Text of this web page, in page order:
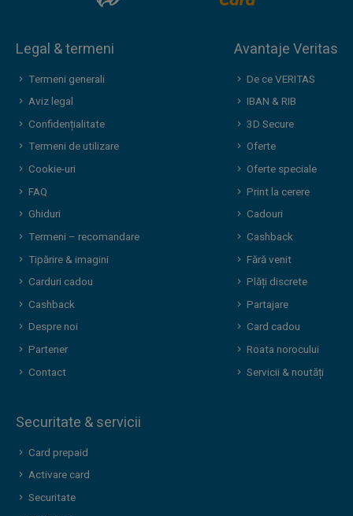
Legal & termeni
Termeni generali
Aviz legal
Confidențialitate
Termeni de utilizare
Cookie-uri
FAQ
Ghiduri
Termeni – recomandare
Tipărire & imagini
Carduri cadou
Cashback
Despre noi
Partener
Contact
Avantaje Veritas
De ce VERITAS
IBAN & RIB
3D Secure
Oferte
Oferte speciale
Print la cerere
Cadouri
Cashback
Fără venit
Plăți discrete
Partajare
Card cadou
Roata norocului
Servicii & noutăți
Securitate & servicii
Card prepaid
Activare card
Securitate